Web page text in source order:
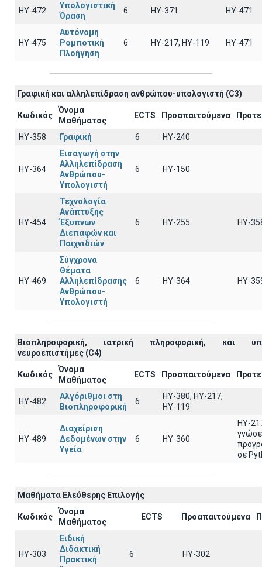
ΗΥ-472
Υπολογιστική
Όραση
6 ΗΥ-371 ΗΥ-471
ΗΥ-475
Αυτόνομη
Ρομποτική
Πλοήγηση
6 HY-217, HY-119 ΗΥ-471
Γραφική και αλληλεπίδραση ανθρώπου-υπολογιστή (C3)
Κωδικός
Όνομα
Μαθήματος
ECTS Προαπαιτούμενα
ΗΥ-358 Γραφική 6 HY-240
ΗΥ-364
Εισαγωγή στην
Αλληλεπίδραση
Ανθρώπου-
Υπολογιστή
6 ΗΥ-150
ΗΥ-454
Τεχνολογία
Ανάπτυξης
Έξυπνων
Διεπαφών και
Παιχνιδιών
6 ΗΥ-255 ΗΥ-
ΗΥ-469
Σύγχρονα
Θέματα
Αλληλεπίδρασης
Ανθρώπου-
Υπολογιστή
6 ΗΥ-364 ΗΥ-
Βιοπληροφορική, ιατρική πληροφορική, και
νευροεπιστήμες (C4)
Κωδικός
Όνομα
Μαθήματος
ECTS Προαπαιτούμενα
ΗΥ-482
Αλγόριθμοι στη
Βιοπληροφορική
6
HY-380, HY-217,
HY-119
ΗΥ-489
Διαχείριση
Δεδομένων στην
Υγεία
6 ΗΥ-360
ΗΥ-
σε
Μαθήματα Ελεύθερης Επιλογής
Κωδικός
Όνομα
Μαθήματος
ECTS Προαπαιτούμενα
ΗΥ-303
Ειδική
Διδακτική
Πρακτική
6 ΗΥ-302